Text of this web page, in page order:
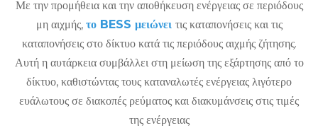
Με την προμήθεια και την αποθήκευση ενέργειας σε περιόδους
μη αιχμής, το BESS μειώνει τις καταπονήσεις και τις
καταπονήσεις στο δίκτυο κατά τις περιόδους αιχμής ζήτησης.
Αυτή η αυτάρκεια συμβάλλει στη μείωση της εξάρτησης από το
δίκτυο, καθιστώντας τους καταναλωτές ενέργειας λιγότερο
ευάλωτους σε διακοπές ρεύματος και διακυμάνσεις στις τιμές
της ενέργειας